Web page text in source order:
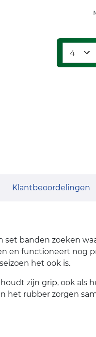
Klantbeoordelingen
set banden zoeken
en functioneert nog
het ook is.
zijn grip, ook als
het rubber zorgen